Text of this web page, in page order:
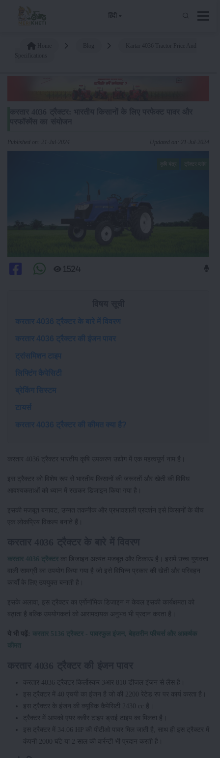
हिंदी
Published on: 21-Jul-2024 Updated on: 21-Jul-2024
1524
करतार 4036 ट्रैक्टर के बारे में विवरण
करतार 4036 ट्रैक्टर की इंजन पावर
ट्रांसमिशन टाइप
लिफ्टिंग कैपेसिटी
ब्रेकिंग सिस्टम
टायर्स
करतार 4036 ट्रैक्टर की कीमत क्या है?
करतार 4036 ट्रैक्टर भारतीय कृषि उपकरण उद्योग में एक महत्वपूर्ण नाम है।
इस ट्रैक्टर को विशेष रूप से भारतीय किसानों की जरूरतों और खेती की विविध
आवश्यकताओं को ध्यान में रखकर डिजाइन किया गया है।
इसकी मजबूत बनावट, उन्नत तकनीक और प्रभावशाली प्रदर्शन इसे किसानों के बीच
एक लोकप्रिय विकल्प बनाते हैं।
करतार 4036 ट्रैक्टर का डिजाइन अत्यंत मजबूत और टिकाऊ है। इसमें उच्च गुणवत्ता
वाली सामग्री का उपयोग किया गया है जो इसे विभिन्न प्रकार की खेती और परिवहन
कार्यों के लिए उपयुक्त बनाती है।
इसके अलावा, इस ट्रैक्टर का एर्गोनॉमिक डिजाइन न केवल इसकी कार्यक्षमता को
बढ़ाता है बल्कि उपयोगकर्ता को आरामदायक अनुभव भी प्रदान करता है।
ये भी पढ़ें: करतार 5136 ट्रैक्टर - पावरफुल इंजन, बेहतरीन फीचर्स और आकर्षक
कीमत
करतार 4036 ट्रैक्टर किर्लोस्कर 3आर 810 डीजल इंजन से लैस है।
इस ट्रैक्टर में 40 एचपी का इंजन है जो की 2200 रेटेड रप पर कार्य करता है।
इस ट्रैक्टर के इंजन की क्यूबिक कैपेसिटी 2430 cc है।
ट्रैक्टर में आपको एयर क्लीर टाइप ड्राई टाइप का मिलता है।
इस ट्रैक्टर में 34.06 HP की पीटीओ पावर मिल जाती है, साथ ही इस ट्रैक्टर में
कंपनी 2000 घंटे या 2 साल की वार्रन्टी भी प्रदान करती है।